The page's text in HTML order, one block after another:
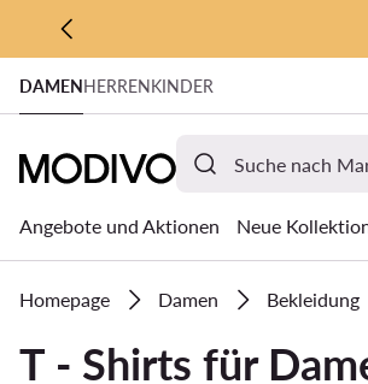
ZUM HAUPTINHALT SPRINGEN
ZUR SUCHE
DAMENHERRENKINDER
Angebote und Aktionen Neue
Homepage Damen Bekleidung
T - Shirts für